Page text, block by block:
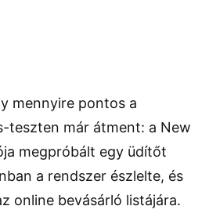
mennyire pontos a
teszten már átment: a New
megpróbált egy üdítőt
a rendszer észlelte, és
online bevásárló listájára.